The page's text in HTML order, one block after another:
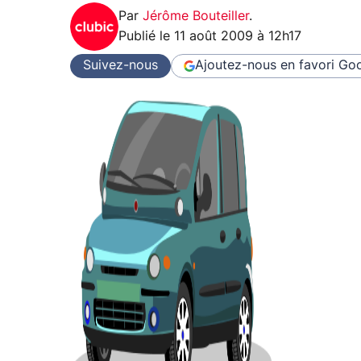
Par Jérôme Bouteiller.
Publié le 11 août 2009 à 12h17
Suivez-nous Ajoutez-nous en favori